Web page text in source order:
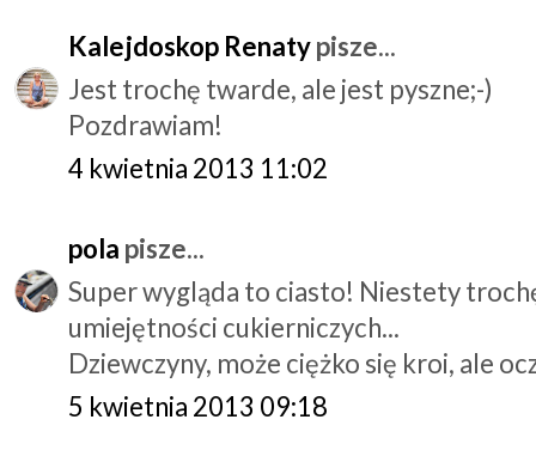
Kalejdoskop Renatypisze...
Jest trochę twarde, ale jest pyszne;-)
Pozdrawiam!
4 kwietnia 2013 11:02
pola pisze...
Super wygląda to ciasto! Niestety
umiejętności cukierniczych...
Dziewczyny, może ciężko się kroi, ale
5 kwietnia 2013 09:18